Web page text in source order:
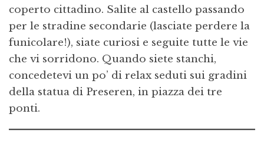
coperto cittadino. Salite al castello passando
per le stradine secondarie (lasciate perdere la
funicolare!), siate curiosi e seguite tutte le vie
che vi sorridono. Quando siete stanchi,
concedetevi un po’ di relax seduti sui gradini
della statua di Preseren, in piazza dei tre
ponti.